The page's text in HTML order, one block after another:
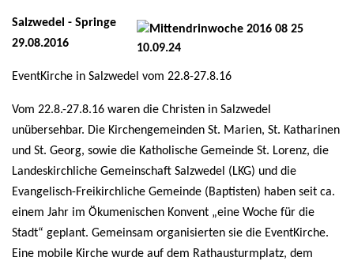
Salzwedel - Springe
29.08.2016
EventKirche in Salzwedel vom 22.8-27.8.16
Vom 22.8.-27.8.16 waren die Christen in Salzwedel
unübersehbar. Die Kirchengemeinden St. Marien, St. Katharinen
und St. Georg, sowie die Katholische Gemeinde St. Lorenz, die
Landeskirchliche Gemeinschaft Salzwedel (LKG) und die
Evangelisch-Freikirchliche Gemeinde (Baptisten) haben seit ca.
einem Jahr im Ökumenischen Konvent „eine Woche für die
Stadt“ geplant. Gemeinsam organisierten sie die EventKirche.
Eine mobile Kirche wurde auf dem Rathausturmplatz, dem